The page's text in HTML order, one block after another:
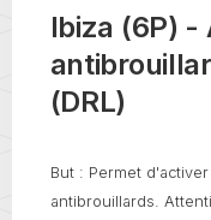
Ibiza (6P) -
(DRL)
But : Permet
antibrouillards.